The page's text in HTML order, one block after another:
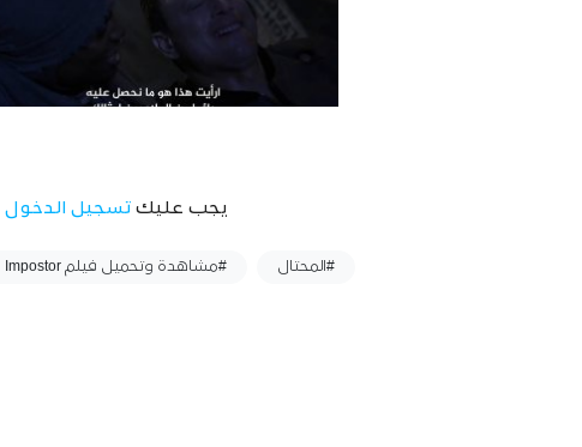
يجب عليك تسجيل الدخول
#المحتال #مشاهدة وتحميل فيلم Impostor